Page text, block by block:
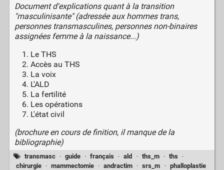
Document d'explications quant à la transition
"masculinisante" (adressée aux hommes trans,
personnes transmasculines, personnes non-binaires
assignées femme à la naissance...)
Le THS
Accès au THS
La voix
L'ALD
La fertilité
Les opérations
L'état civil
(brochure en cours de finition, il manque de la
bibliographie)
transmasc · guide · français · ald · ths_m · ths
·
chirurgie
· mammectomie · andractim · srs_m · phalloplastie